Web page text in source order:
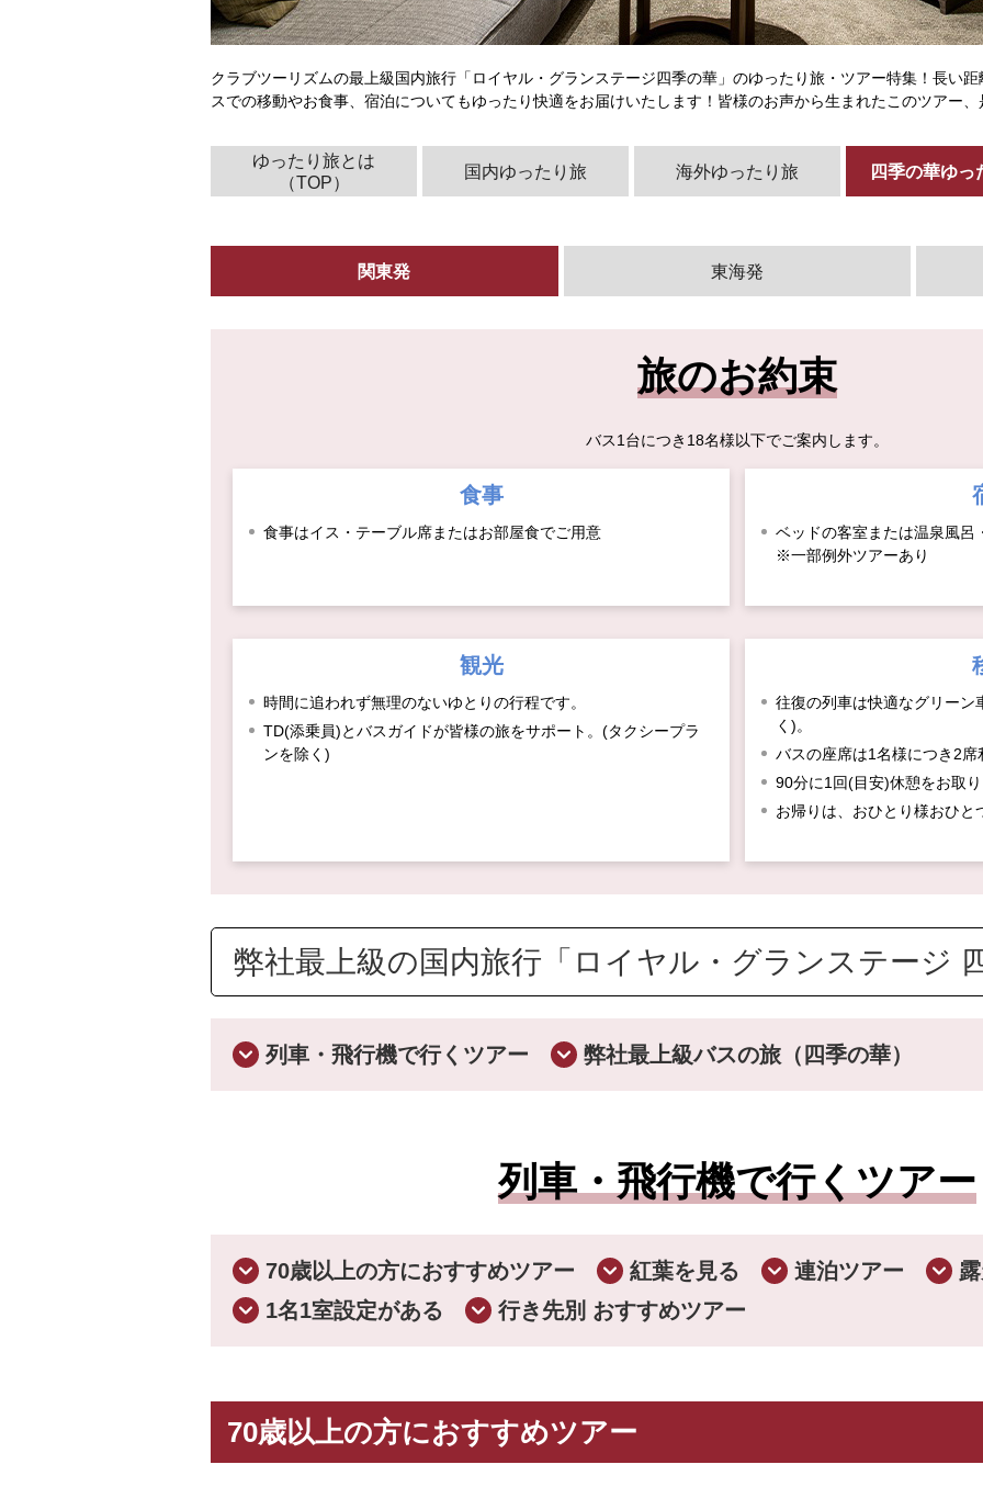
クラブツーリズムの最上級国内旅行「ロイヤル・グランステージ四季の華」のゆったり旅・ツアー特集！長い
スでの移動やお食事、宿泊についてもゆったり快適をお届けいたします！皆様のお声から生まれたこのツアー、
ゆったり旅とは
（TOP）
国内ゆったり旅 海外ゆったり旅 四季の華ゆっ
関東発 東海発
旅のお約束
バス1台につき18名様以下でご案内します。
食事
食事はイス・テーブル席またはお部屋食でご用意
ベッドの客室または温泉風呂
※一部例外ツアーあり
観光
時間に追われず無理のないゆとりの行程です。
TD(添乗員)とバスガイドが皆様の旅をサポート。(タクシープラ
ンを除く)
往復の列車は快適なグリーン
く)。
バスの座席は1名様につき2席
90分に1回(目安)休憩をお取り
お帰りは、おひとり様おひと
弊社最上級の国内旅行「ロイヤル・グランステージ
9つのこだわりとお約束
1.経験豊かな添乗員とバスガイドがご案内 2.添乗員より電話に
3.10名からのご参加でツアーは出発 4.ゆとりの行程で
7.往復の列車はグリーン車・禁煙席を利用
列車・飛行機で行くツアー 弊社最上級バスの旅（四季の華）
列車・飛行機で行くツアー
70歳以上の方におすすめツアー 紅葉を見る 連泊ツアー
1名1室設定がある
行き先別 おすすめツアー
70歳以上の方におすすめツアー